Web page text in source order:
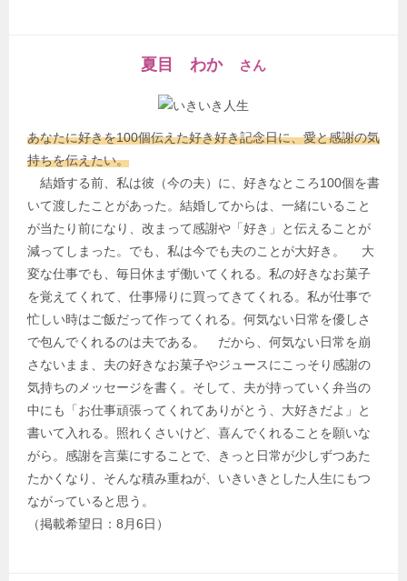
夏目 わか さん
あなたに好きを100個伝えた好き好き記念日に、愛と感謝の気
持ちを伝えたい。
結婚する前、私は彼（今の夫）に、好きなところ100個を書
いて渡したことがあった。結婚してからは、一緒にいること
が当たり前になり、改まって感謝や「好き」と伝えることが
減ってしまった。でも、私は今でも夫のことが大好き。 大
変な仕事でも、毎日休まず働いてくれる。私の好きなお菓子
を覚えてくれて、仕事帰りに買ってきてくれる。私が仕事で
忙しい時はご飯だって作ってくれる。何気ない日常を優しさ
で包んでくれるのは夫である。 だから、何気ない日常を崩
さないまま、夫の好きなお菓子やジュースにこっそり感謝の
気持ちのメッセージを書く。そして、夫が持っていく弁当の
中にも「お仕事頑張ってくれてありがとう、大好きだよ」と
書いて入れる。照れくさいけど、喜んでくれることを願いな
がら。感謝を言葉にすることで、きっと日常が少しずつあた
たかくなり、そんな積み重ねが、いきいきとした人生にもつ
ながっていると思う。
（掲載希望日：8月6日）